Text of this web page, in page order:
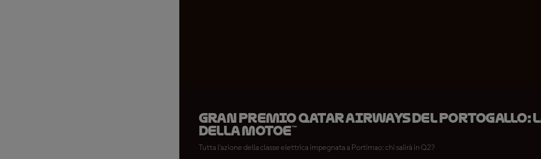
Gran Premio Qatar Airways del Portogallo:
della MotoE™
Tutta l'azione della classe elettrica impegnata a Portimao: chi salirà in Q2?